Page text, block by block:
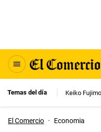
Temas del día Keiko
El Comercio · Economia